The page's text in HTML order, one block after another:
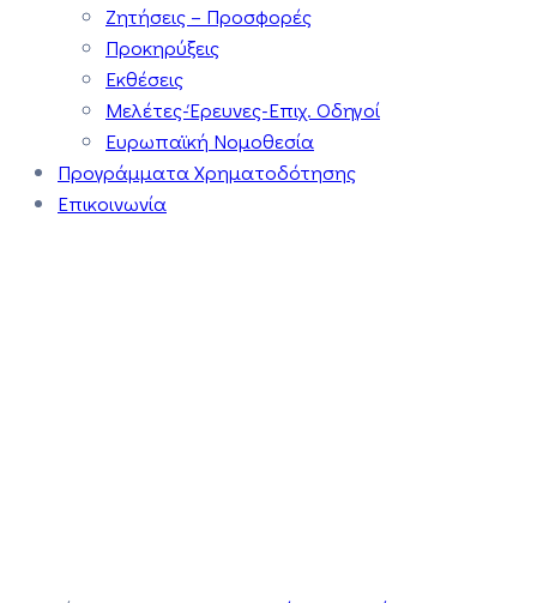
Ζητήσεις – Προσφορές
Προκηρύξεις
Εκθέσεις
Μελέτες-Έρευνες-Επιχ. Οδηγοί
Ευρωπαϊκή Νομοθεσία
Προγράμματα Χρηματοδότησης
Επικοινωνία